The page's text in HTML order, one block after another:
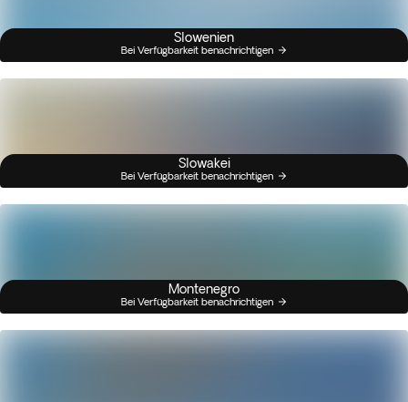
Slowenien
Bei Verfügbarkeit benachrichtigen
Slowakei
Bei Verfügbarkeit benachrichtigen
Montenegro
Bei Verfügbarkeit benachrichtigen